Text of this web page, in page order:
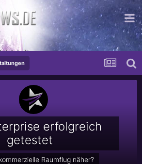
erfolgreich
getestet
Raumflug näher?